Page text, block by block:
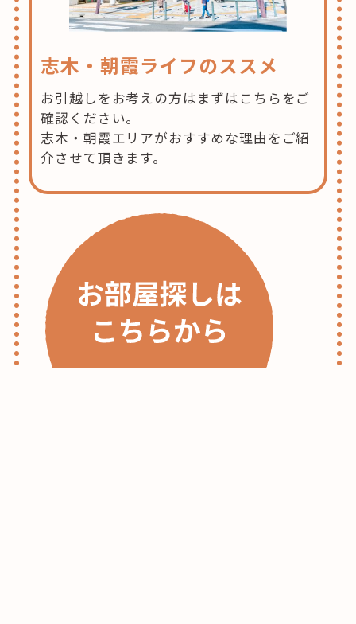
志木・朝霞ライフのススメ
お引越しをお考えの方はまずはこちらをご
確認ください。
志木・朝霞エリアがおすすめな理由をご紹
介させて頂きます。